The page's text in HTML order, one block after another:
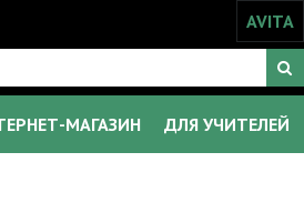
AVITA
МАГАЗИН ДЛЯ УЧИТЕЛЕЙ